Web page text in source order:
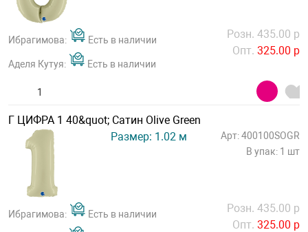
Ибрагимова: Есть в наличии
Аделя Кутуя: Есть в наличии
Розн. 435.00 р
Опт. 325.00 р
Г ЦИФРА 1 40&quot; Сатин Olive Green
Размер: 1.02 м
Арт: 400100SOGR
В упак: 1 шт
Ибрагимова: Есть в наличии
Розн. 435.00 р
Опт. 325.00 р